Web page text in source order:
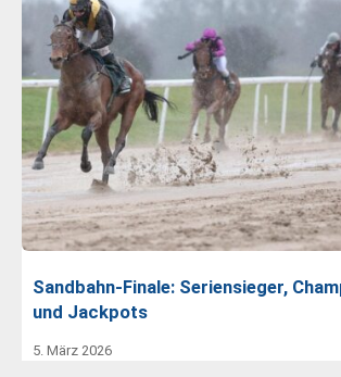
Sandbahn-Finale: Seriensieger,
und Jackpots
5. März 2026